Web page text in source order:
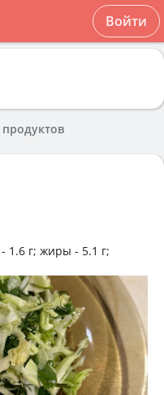
Войти
продуктов
1.6 г; жиры - 5.1 г;